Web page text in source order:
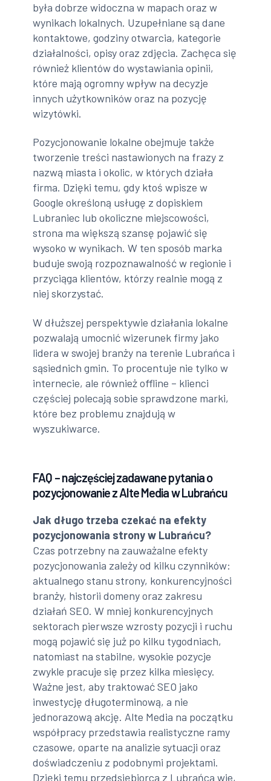
była dobrze widoczna w mapach oraz w
wynikach lokalnych. Uzupełniane są dane
kontaktowe, godziny otwarcia, kategorie
działalności, opisy oraz zdjęcia. Zachęca się
również klientów do wystawiania opinii,
które mają ogromny wpływ na decyzje
innych użytkowników oraz na pozycję
wizytówki.
Pozycjonowanie lokalne obejmuje także
tworzenie treści nastawionych na frazy z
nazwą miasta i okolic, w których działa
firma. Dzięki temu, gdy ktoś wpisze w
Google określoną usługę z dopiskiem
Lubraniec lub okoliczne miejscowości,
strona ma większą szansę pojawić się
wysoko w wynikach. W ten sposób marka
buduje swoją rozpoznawalność w regionie i
przyciąga klientów, którzy realnie mogą z
niej skorzystać.
W dłuższej perspektywie działania lokalne
pozwalają umocnić wizerunek firmy jako
lidera w swojej branży na terenie Lubrańca i
sąsiednich gmin. To procentuje nie tylko w
internecie, ale również offline – klienci
częściej polecają sobie sprawdzone marki,
które bez problemu znajdują w
wyszukiwarce.
FAQ – najczęściej zadawane pytania o
pozycjonowanie z Alte Media w Lubrańcu
Jak długo trzeba czekać na efekty
pozycjonowania strony w Lubrańcu?
Czas potrzebny na zauważalne efekty
pozycjonowania zależy od kilku czynników:
aktualnego stanu strony, konkurencyjności
branży, historii domeny oraz zakresu
działań SEO. W mniej konkurencyjnych
sektorach pierwsze wzrosty pozycji i ruchu
mogą pojawić się już po kilku tygodniach,
natomiast na stabilne, wysokie pozycje
zwykle pracuje się przez kilka miesięcy.
Ważne jest, aby traktować SEO jako
inwestycję długoterminową, a nie
jednorazową akcję. Alte Media na początku
współpracy przedstawia realistyczne ramy
czasowe, oparte na analizie sytuacji oraz
doświadczeniu z podobnymi projektami.
Dzięki temu przedsiębiorca z Lubrańca wie,